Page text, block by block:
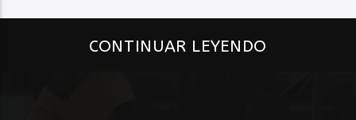
CONTINUAR LEYENDO